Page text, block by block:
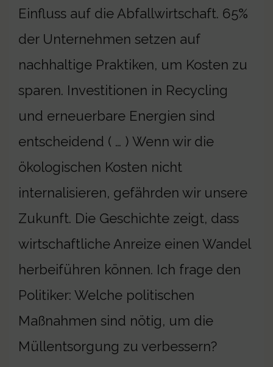
Einfluss auf die Abfallwirtschaft. 65%
der Unternehmen setzen auf
nachhaltige Praktiken, um Kosten zu
sparen. Investitionen in Recycling
und erneuerbare Energien sind
entscheidend ( … ) Wenn wir die
ökologischen Kosten nicht
internalisieren, gefährden wir unsere
Zukunft. Die Geschichte zeigt, dass
wirtschaftliche Anreize einen Wandel
herbeiführen können. Ich frage den
Politiker: Welche politischen
Maßnahmen sind nötig, um die
Müllentsorgung zu verbessern?